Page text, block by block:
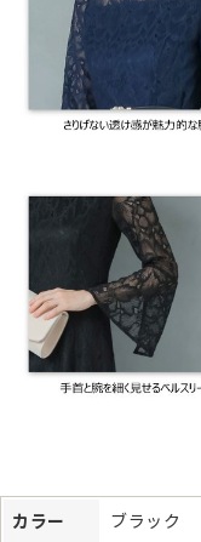
カラー ブラック